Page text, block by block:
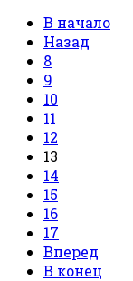
В начало
Назад
8
9
10
11
12
13
14
15
16
17
Вперед
В конец